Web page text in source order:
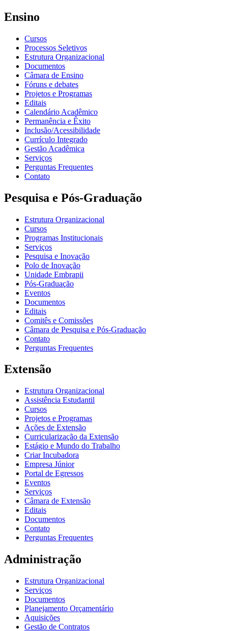
Ensino
Cursos
Processos Seletivos
Estrutura Organizacional
Documentos
Câmara de Ensino
Fóruns e debates
Projetos e Programas
Editais
Calendário Acadêmico
Permanência e Êxito
Inclusão/Acessibilidade
Currículo Integrado
Gestão Acadêmica
Serviços
Perguntas Frequentes
Contato
Pesquisa e Pós-Graduação
Estrutura Organizacional
Cursos
Programas Institucionais
Serviços
Pesquisa e Inovação
Polo de Inovação
Unidade Embrapii
Pós-Graduação
Eventos
Documentos
Editais
Comitês e Comissões
Câmara de Pesquisa e Pós-Graduação
Contato
Perguntas Frequentes
Extensão
Estrutura Organizacional
Assistência Estudantil
Cursos
Projetos e Programas
Ações de Extensão
Curricularização da Extensão
Estágio e Mundo do Trabalho
Criar Incubadora
Empresa Júnior
Portal de Egressos
Eventos
Serviços
Câmara de Extensão
Editais
Documentos
Contato
Perguntas Frequentes
Administração
Estrutura Organizacional
Serviços
Documentos
Planejamento Orçamentário
Aquisições
Gestão de Contratos